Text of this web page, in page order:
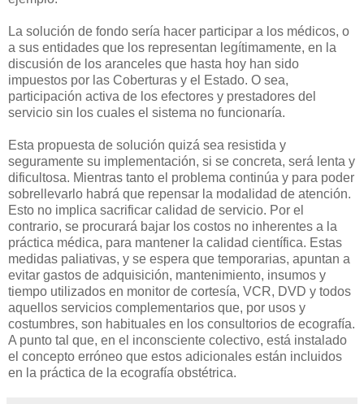
La solución de fondo sería hacer participar a los médicos, o
a sus entidades que los representan legítimamente, en la
discusión de los aranceles que hasta hoy han sido
impuestos por las Coberturas y el Estado. O sea,
participación activa de los efectores y prestadores del
servicio sin los cuales el sistema no funcionaría.
Esta propuesta de solución quizá sea resistida y
seguramente su implementación, si se concreta, será lenta y
dificultosa. Mientras tanto el problema continúa y para poder
sobrellevarlo habrá que repensar la modalidad de atención.
Esto no implica sacrificar calidad de servicio. Por el
contrario, se procurará bajar los costos no inherentes a la
práctica médica, para mantener la calidad científica. Estas
medidas paliativas, y se espera que temporarias, apuntan a
evitar gastos de adquisición, mantenimiento, insumos y
tiempo utilizados en monitor de cortesía, VCR, DVD y todos
aquellos servicios complementarios que, por usos y
costumbres, son habituales en los consultorios de ecografía.
A punto tal que, en el inconsciente colectivo, está instalado
el concepto erróneo que estos adicionales están incluidos
en la práctica de la ecografía obstétrica.